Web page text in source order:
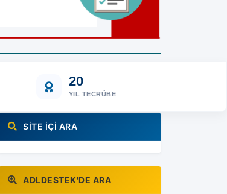
20
YIL TECRÜBE
SITE İÇI ARA
ADLDESTEK'DE ARA